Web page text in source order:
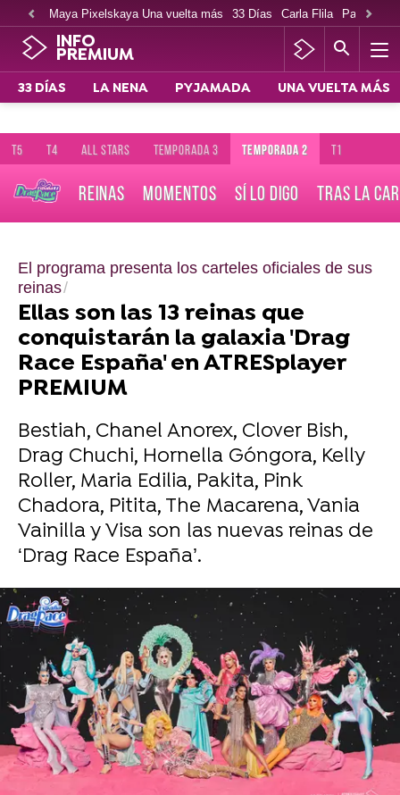
Maya Pixelskaya Una vuelta más 33 Días Carla Flila Paco
INFO
PREMIUM
33 DÍAS LA NENA PYJAMADA UNA VUELTA MÁS
T5 T4 ALL STARS TEMPORADA 3 TEMPORADA 2 T1
REINAS MOMENTOS SÍ LO DIGO TRAS LA
El programa presenta los carteles oficiales de sus
reinas
Ellas son las 13 reinas que
conquistarán la galaxia 'Drag
Race España' en ATRESplayer
PREMIUM
Bestiah, Chanel Anorex, Clover Bish,
Drag Chuchi, Hornella Góngora, Kelly
Roller, Maria Edilia, Pakita, Pink
Chadora, Pitita, The Macarena, Vania
Vainilla y Visa son las nuevas reinas de
‘Drag Race España’.